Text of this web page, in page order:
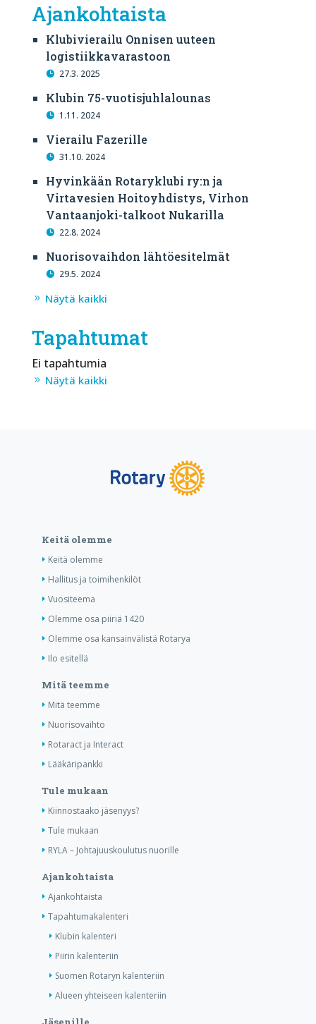
Ajankohtaista
Klubivierailu Onnisen uuteen
logistiikkavarastoon
27.3. 2025
Klubin 75-vuotisjuhlalounas
1.11. 2024
Vierailu Fazerille
31.10. 2024
Hyvinkään Rotaryklubi ry:n ja
Virtavesien Hoitoyhdistys, Virhon
Vantaanjoki-talkoot Nukarilla
22.8. 2024
Nuorisovaihdon lähtöesitelmät
29.5. 2024
Näytä kaikki
Tapahtumat
Ei tapahtumia
Näytä kaikki
Keitä olemme
Keitä olemme
Hallitus ja toimihenkilöt
Vuositeema
Olemme osa piiriä 1420
Olemme osa kansainvälistä Rotarya
Ilo esitellä
Mitä teemme
Mitä teemme
Nuorisovaihto
Rotaract ja Interact
Lääkäripankki
Tule mukaan
Kiinnostaako jäsenyys?
Tule mukaan
RYLA – Johtajuuskoulutus nuorille
Ajankohtaista
Ajankohtaista
Tapahtumakalenteri
Klubin kalenteri
Piirin kalenteriin
Suomen Rotaryn kalenteriin
Alueen yhteiseen kalenteriin